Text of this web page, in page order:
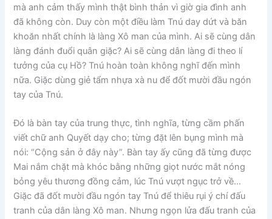
mà anh cảm thấy mình thật bình thản vì giờ gia đình anh
đã không còn. Duy còn một điều làm Tnú day dứt và băn
khoăn nhất chính là làng Xô man của mình. Ai sẽ cùng dân
làng đánh đuổi quân giặc? Ai sẽ cùng dân làng đi theo lí
tưởng của cụ Hồ? Tnú hoàn toàn không nghĩ đến mình
nữa. Giặc dùng giẻ tẩm nhựa xà nu để đốt mười đầu ngón
tay của Tnú.
Đó là bàn tay của trung thực, tình nghĩa, từng cầm phấn
viết chữ anh Quyết dạy cho; từng đặt lên bụng mình mà
nói: “Cộng sản ở đây này”. Bàn tay ấy cũng đã từng được
Mai nắm chặt mà khóc bằng những giọt nước mắt nóng
bỏng yêu thương đồng cảm, lúc Tnú vượt ngục trở về…
Giặc đã đốt mười đầu ngón tay Tnú để thiêu rụi ý chí đấu
tranh của dân làng Xô man. Nhưng ngọn lửa đấu tranh của